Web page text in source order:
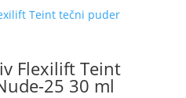
Flexilift Teint
25 30 ml